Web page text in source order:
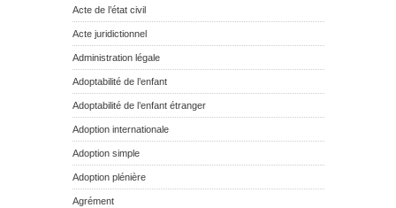
Acte de l’état civil
Acte juridictionnel
Administration légale
Adoptabilité de l’enfant
Adoptabilité de l’enfant étranger
Adoption internationale
Adoption simple
Adoption plénière
Agrément